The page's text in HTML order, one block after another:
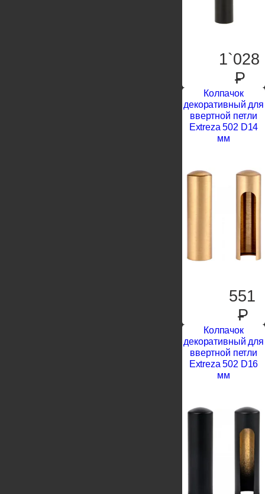
1`028
P
Колпачок
декоративный для
ввертной петли
Extreza 502 D14
мм
551
P
Колпачок
декоративный для
ввертной петли
Extreza 502 D16
мм